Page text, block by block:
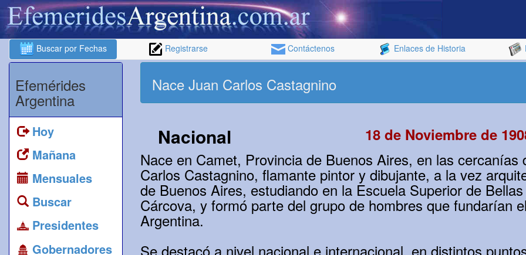
Buscar por Fechas Registrarse Contáctenos Enlaces de Historia
Efemérides
Argentina
Hoy
Mañana
Mensuales
Buscar
Presidentes
Gobernadores
Nace Juan Carlos Castagnino
Nacional 18 de Noviembre de
Nace en Camet, Provincia de Buenos Aires, en las
Carlos Castagnino, flamante pintor y dibujante, a la vez
de Buenos Aires, estudiando en la Escuela Superior de
Cárcova, y formó parte del grupo de hombres que fundarían
Argentina.
Se destacó a nivel nacional e internacional, en distintos